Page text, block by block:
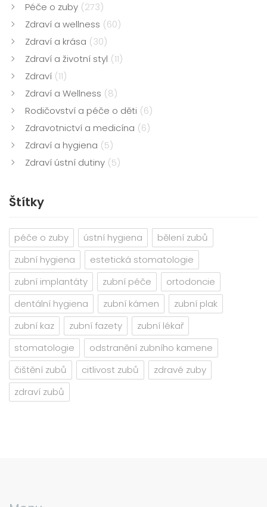
Péče o zuby (273)
Zdraví a wellness (60)
Zdraví a krása (30)
Zdraví a životní styl (11)
Zdraví (11)
Zdraví a Wellness (8)
Rodičovství a péče o děti (6)
Zdravotnictví a medicína (6)
Zdraví a hygiena (5)
Zdraví ústní dutiny (5)
Štítky
péče o zuby ústní hygiena
bělení zubů
zubní hygiena
estetická stomatologie
zubní implantáty
zubní péče
ortodoncie
dentální hygiena
zubní kámen
zubní plak
zubní kaz
zubní fazety
zubní lékař
stomatologie
odstranění zubního kamene
čištění zubů
citlivost zubů
zdravé zuby
zdraví zubů